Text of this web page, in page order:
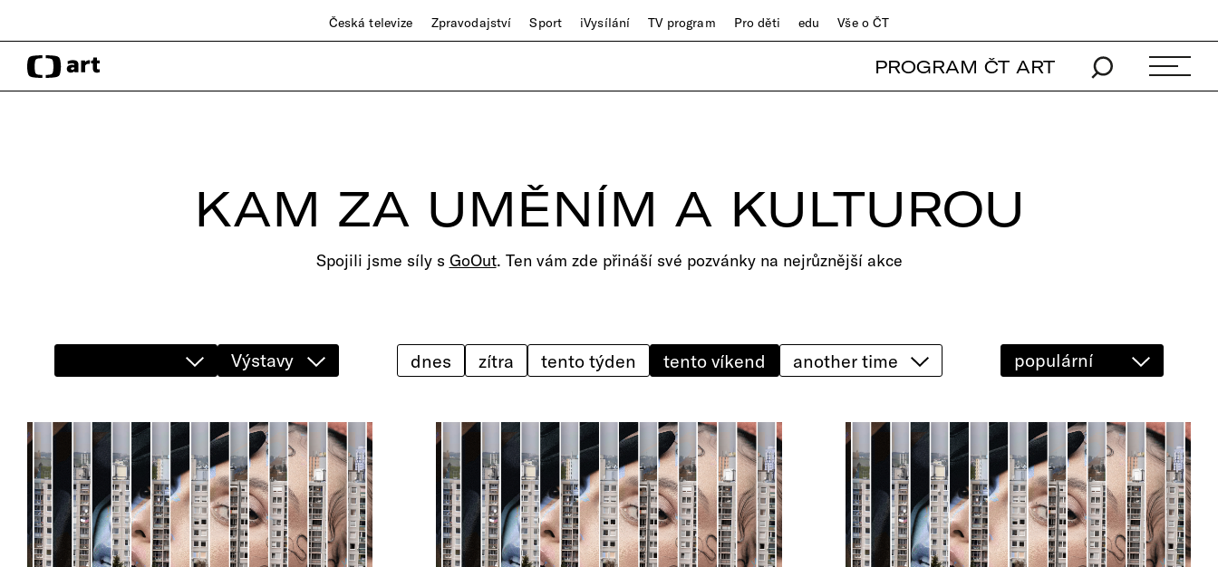
Česká televize Zpravodajství Sport iVysílání TV program Pro děti edu Vše o ČT
PROGRAM ČT ART
KAM ZA UMĚNÍM A KULTUROU
Spojili jsme síly s GoOut. Ten vám zde přináší své pozvánky na nejrůznější akce
Výstavy dnes zítra tento týden tento víkend populární